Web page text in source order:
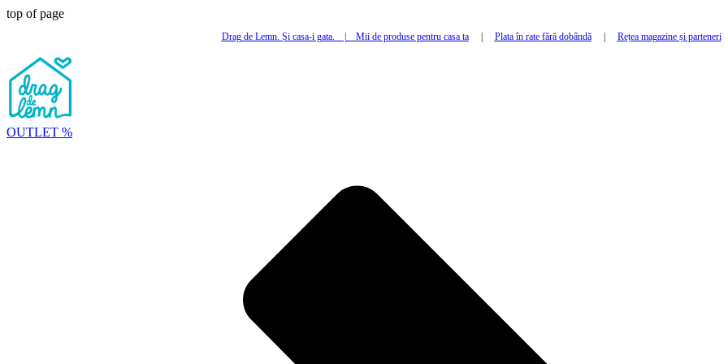
top of page
Drag de Lemn. Și casa-i gata. Mii de produse pentru casa ta| Plata în rate fără dobândă| Rețea magazine și parteneri
OUTLET %